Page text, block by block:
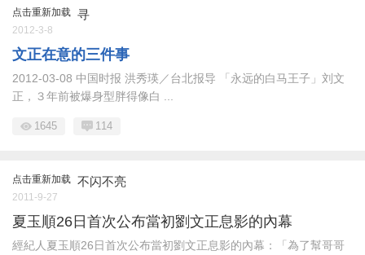
点击重新加载 寻
2012-3-8
文正在意的三件事
2012-03-08 中国时报 洪秀瑛／台北报导 「永远的白马王子」刘文
正，３年前被爆身型胖得像白 ...
1645 114
点击重新加载 不闪不亮
2011-9-27
夏玉順26日首次公布當初劉文正息影的內幕
經紀人夏玉順26日首次公布當初劉文正息影的內幕：「為了幫哥哥